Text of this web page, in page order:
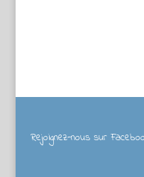
Rejoignez-nous sur